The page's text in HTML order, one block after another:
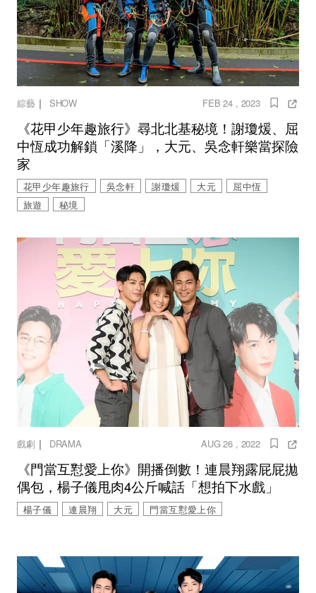
綜藝｜ SHOW FEB 24 , 2023
《花甲少年趣旅行》尋北北基秘境！謝瓊煖、屈
中恆成功解鎖「溪降」，大元、吳念軒樂當探險
家
花甲少年趣旅行 吳念軒 謝瓊煖 大元
屈中恆
旅遊
秘境
戲劇｜ DRAMA AUG 26 , 2022
《門當互懟愛上你》開播倒數！連晨翔露屁屁拋
偶包，楊子儀甩肉4公斤喊話「想拍下水戲」
楊子儀 連晨翔 大元 門當互懟愛上你